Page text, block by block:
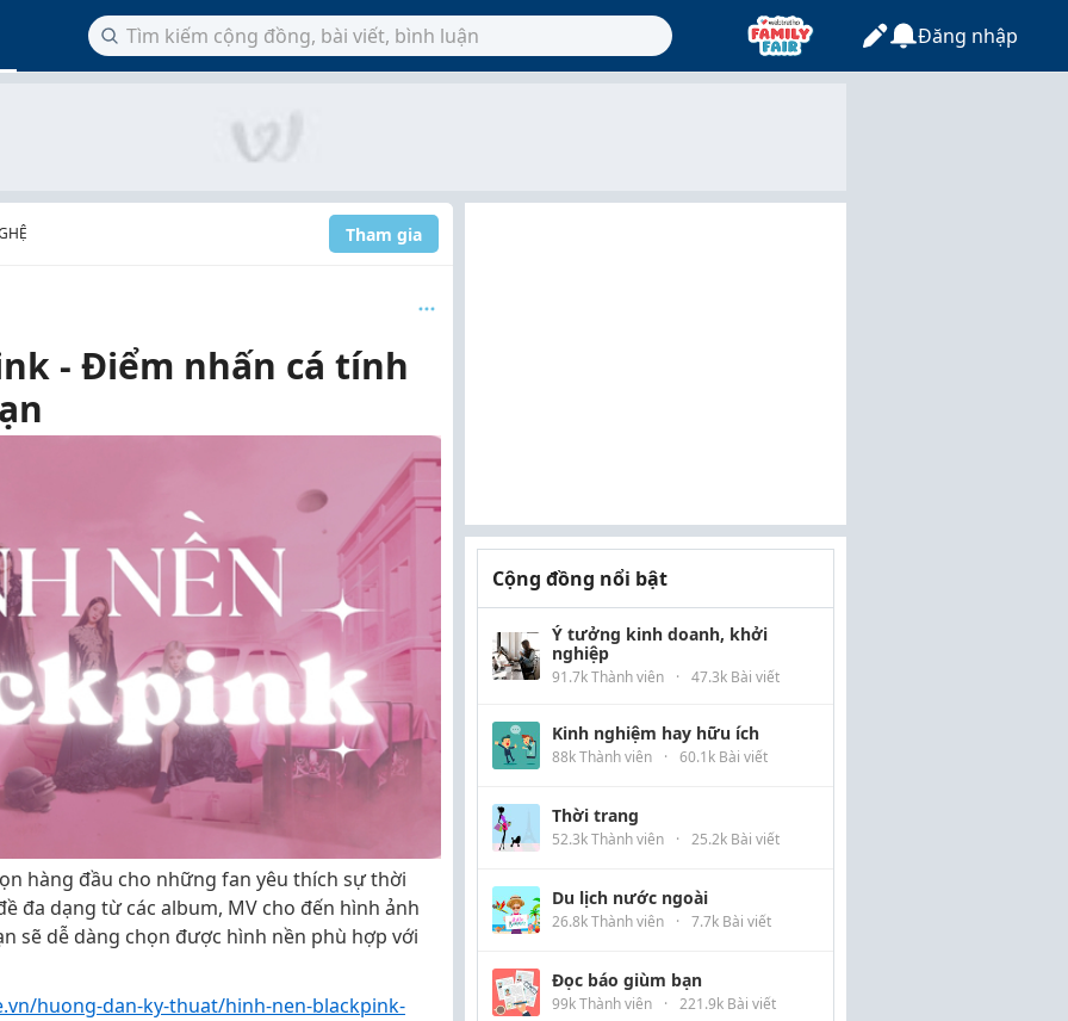
Đăng nhập
Tham gia
- Điểm nhấn cá tính
hàng đầu cho những fan yêu thích sự thời
đa dạng từ các album, MV cho đến hình ảnh
sẽ dễ dàng chọn được hình nền phù hợp với
huong-dan-ky-thuat/hinh-nen-blackpink-
Cộng đồng nổi bật
Ý tưởng kinh doanh, khởi
nghiệp
91.7k Thành viên · 47.3k Bài viết
Kinh nghiệm hay hữu ích
88k Thành viên · 60.1k Bài viết
Thời trang
52.3k Thành viên · 25.2k Bài viết
Du lịch nước ngoài
26.8k Thành viên · 7.7k Bài viết
Đọc báo giùm bạn
99k Thành viên · 221.9k Bài viết